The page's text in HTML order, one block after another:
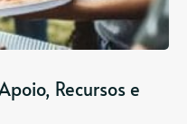
Recursos e